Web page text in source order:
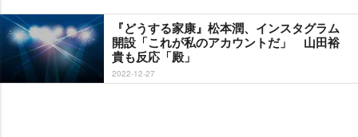
『どうする家康』松本潤、インスタグラム
開設「これが私のアカウントだ」 山田裕
貴も反応「殿」
2022-12-27